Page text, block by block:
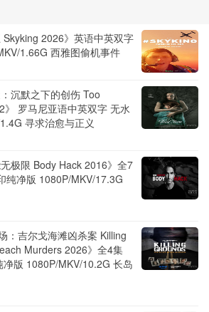
2026》英语中英双字
1.66G 西雅图偷机事件
沉默之下的创伤 Too
罗马尼亚语中英双字 无水
寻求治愈与正义
极限 Body Hack 2016》全7
纯净版 1080P/MKV/17.3G
：吉尔戈海滩凶杀案 Killing
Murders 2026》全4集
版 1080P/MKV/10.2G 长岛